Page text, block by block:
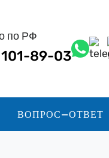
по РФ
89-03
ВОПРОС—ОТВЕТ